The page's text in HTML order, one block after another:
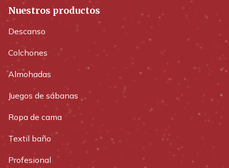
Nuestros productos
Descanso
Colchones
Almohadas
Juegos de sábanas
Ropa de cama
Textil baño
Profesional